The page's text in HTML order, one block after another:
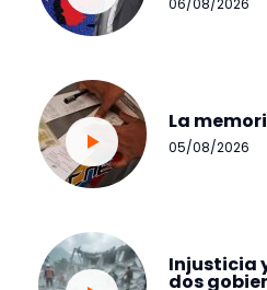
06/08/2026
La
05/08/2026
Injusticia
dos